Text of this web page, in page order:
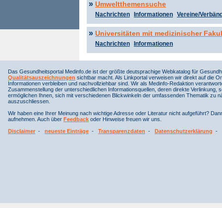
» Umweltthemensuche
Nachrichten Informationen Vereine/
» Universitäten mit medizinischer
Nachrichten Informationen
Das Gesundheitsportal Medinfo.de ist der größte deutsprachige Webkatalog für
Qualitätsauszeichnungen sichtbar macht. Als Linkportal verweisen wir direkt auf die
Informationen verbleiben und nachvollziehbar sind. Wir als Medinfo-Redaktion
Zusammenstellung der unterschiedlichen Informationsquellen, deren direkte
ermöglichen Ihnen, sich mit verschiedenen Blickwinkeln der umfassenden Thematik
auszuschliessen.
Wir haben eine Ihrer Meinung nach wichtige Adresse oder Literatur nicht aufgeführt?
aufnehmen. Auch über Feedback oder Hinweise freuen wir uns.
Disclaimer - neueste Einträge - Transparenzdaten - Datenschutzerklärung -